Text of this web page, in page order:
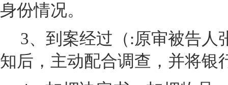
身份情况。
3、到案经过（:原审被告人
知后，主动配合调查，并将银